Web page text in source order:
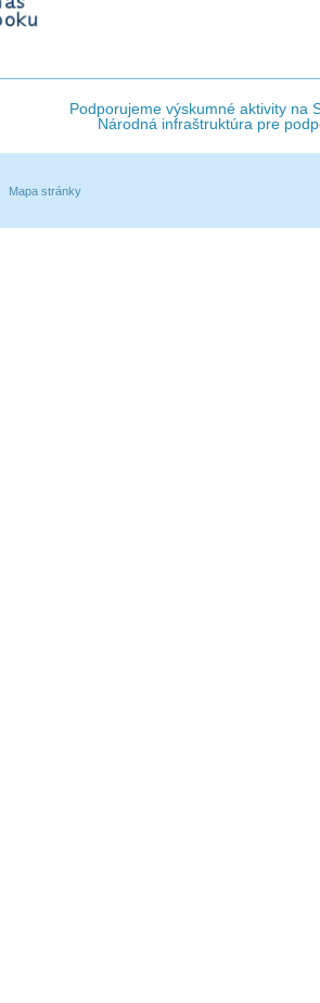
Podporujeme výskumné aktivity na
Národná infraštruktúra pre
Mapa stránky